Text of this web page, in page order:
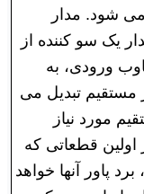
شود. مدار
یک سو کننده از
ورودی، به
مستقیم تبدیل می
مورد نیاز
اولین قطعاتی که
پاور آنها خواهد